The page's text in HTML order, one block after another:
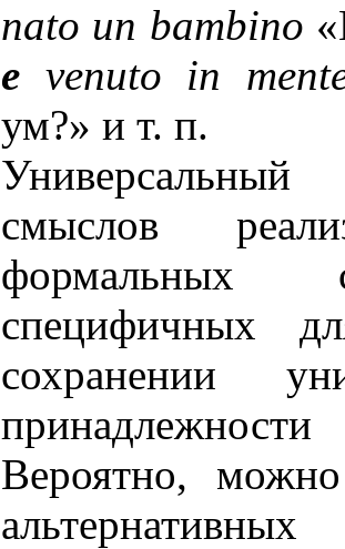
nato un bambino
e venuto in
ум?» и т. п.
смыслов
формальных
специфичных
сохранении
Вероятно,